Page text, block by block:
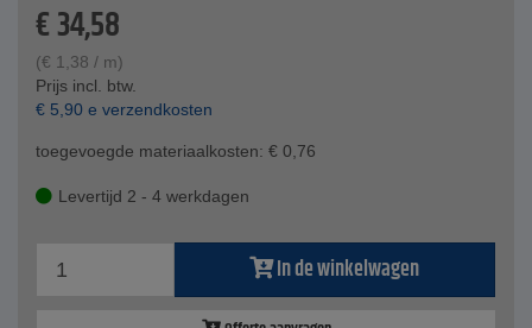
€34,58
(€ 1,38 / m)
Prijs incl. btw.
€ 5,90 e verzendkosten
toegevoegde materiaalkosten: € 0,76
Levertijd 2 - 4 werkdagen
In de winkelwagen